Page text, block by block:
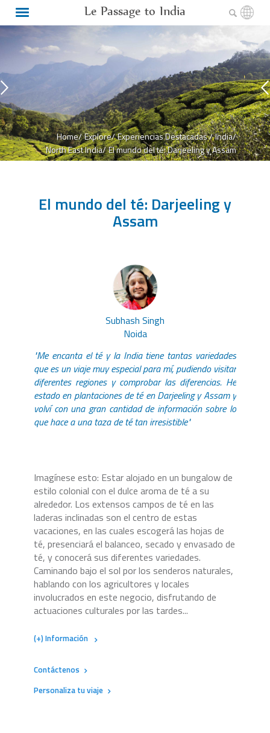
Le Passage to India
Home/Explore/Experiencias Destacadas /India/
North East India/El mundo del té: Darjeeling y Assam
El mundo del té: Darjeeling y
Assam
Subhash Singh
Noida
"Me encanta el té y la India tiene tantas variedades
que es un viaje muy especial para mí, pudiendo visitar
diferentes regiones y comprobar las diferencias. He
estado en plantaciones de té en Darjeeling y Assam y
volví con una gran cantidad de información sobre lo
que hace a una taza de té tan irresistible"
Imagínese esto: Estar alojado en un bungalow de
estilo colonial con el dulce aroma de té a su
alrededor. Los extensos campos de té en las
laderas inclinadas son el centro de estas
vacaciones, en las cuales escogerá las hojas de
té, presenciará el balanceo, secado y envasado de
té, y conocerá sus diferentes variedades.
Caminando bajo el sol por los senderos naturales,
hablando con los agricultores y locales
involucrados en este negocio, disfrutando de
actuaciones culturales por las tardes...
(+) Información
Contáctenos
Personaliza tu viaje